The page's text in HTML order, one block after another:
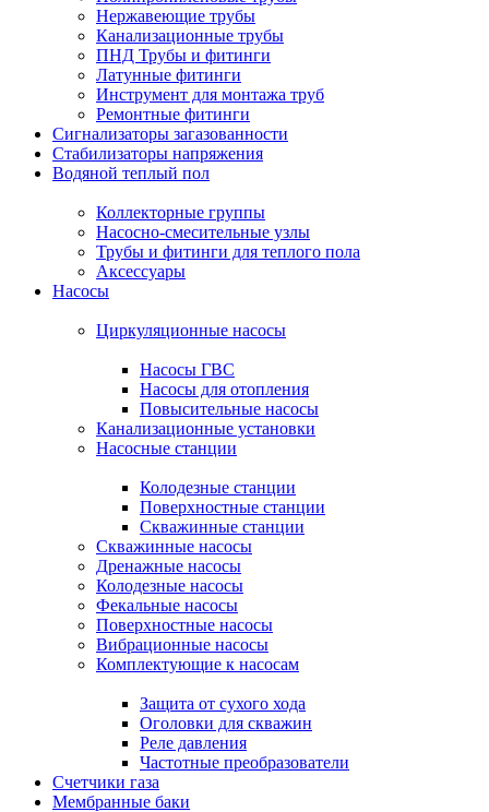
Нержавеющие трубы
Канализационные трубы
ПНД Трубы и фитинги
Латунные фитинги
Инструмент для монтажа труб
Ремонтные фитинги
Сигнализаторы загазованности
Стабилизаторы напряжения
Водяной теплый пол
Коллекторные группы
Насосно-смесительные узлы
Трубы и фитинги для теплого пола
Аксессуары
Насосы
Циркуляционные насосы
Насосы ГВС
Насосы для отопления
Повысительные насосы
Канализационные установки
Насосные станции
Колодезные станции
Поверхностные станции
Скважинные станции
Скважинные насосы
Дренажные насосы
Колодезные насосы
Фекальные насосы
Поверхностные насосы
Вибрационные насосы
Комплектующие к насосам
Защита от сухого хода
Оголовки для скважин
Реле давления
Частотные преобразователи
Счетчики газа
Мембранные баки